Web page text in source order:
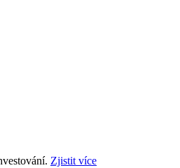
Zjistit více